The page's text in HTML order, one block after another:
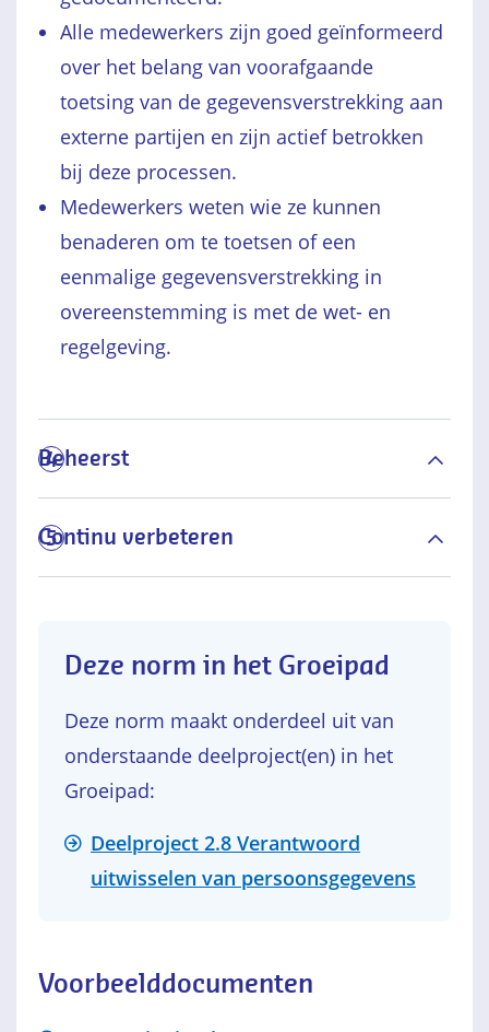
Alle medewerkers zijn goed geïnformeerd
over het belang van voorafgaande
toetsing van de gegevensverstrekking aan
externe partijen en zijn actief betrokken
bij deze processen.
Medewerkers weten wie ze kunnen
benaderen om te toetsen of een
eenmalige gegevensverstrekking in
overeenstemming is met de wet- en
regelgeving.
4
Beheerst
5
Continu verbeteren
Deze norm in het Groeipad
Deze norm maakt onderdeel uit van
onderstaande deelproject(en) in het
Groeipad:
Deelproject 2.8 Verantwoord
uitwisselen van persoonsgegevens
Voorbeelddocumenten